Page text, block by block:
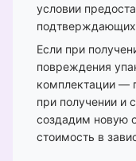
условии
подтверждающих
Если при
повреждения
комплектации —
при получении и
создадим новую
стоимость в